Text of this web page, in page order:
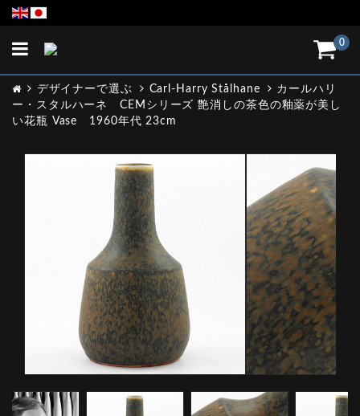
0
Toggle
デザイナーで選ぶ Carl-Harry Stålhane
カールハリ
ー・スタルハーネ CEMシリーズ 艶消しの茶色の釉薬が美し
い花瓶 Vase 1960年代 23cm